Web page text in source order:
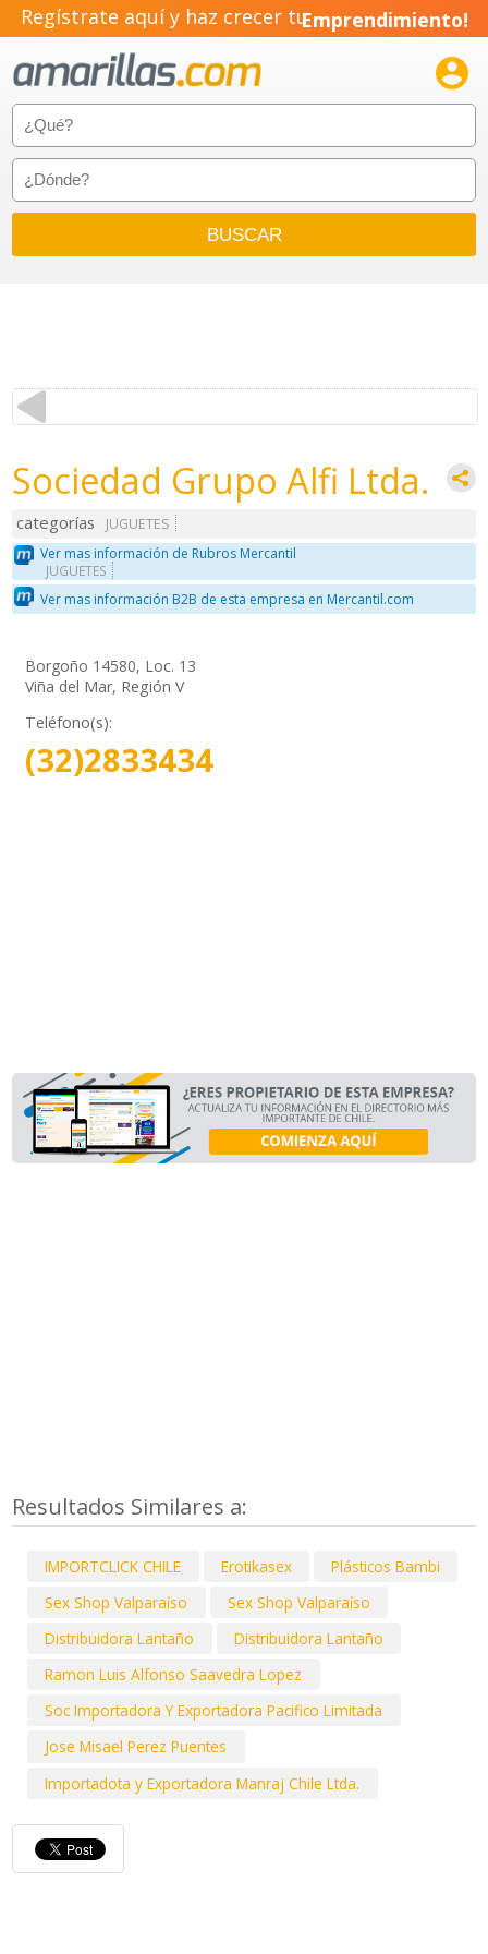
Regístrate aquí y haz crecer tuEmprendimiento!

Sociedad Grupo Alfi Ltda.
categorías
JUGUETES
Ver mas información de Rubros Mercantil
JUGUETES
Ver mas información B2B de esta empresa en Mercantil.com
Borgoño 14580, Loc. 13
Viña del Mar, Región V
Teléfono(s):
(32)2833434
Resultados Similares a:
IMPORTCLICK CHILE Erotikasex
Plásticos Bambi
Sex Shop Valparaíso
Sex Shop Valparaíso
Distribuidora Lantaño
Distribuidora Lantaño
Ramon Luis Alfonso Saavedra Lopez
Soc Importadora Y Exportadora Pacifico Limitada
Jose Misael Perez Puentes
Importadota y Exportadora Manraj Chile Ltda.